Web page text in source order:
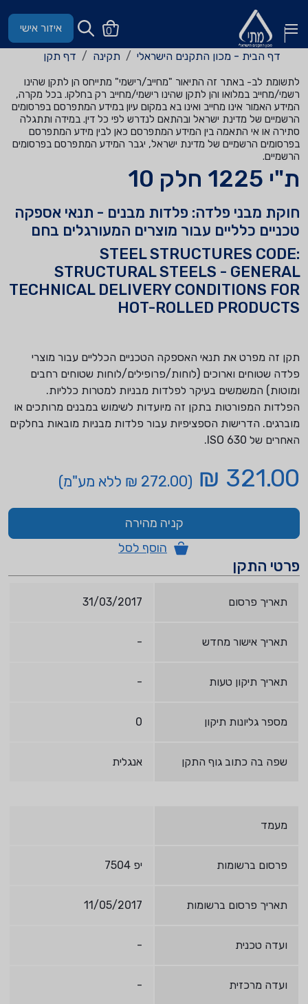
0 איזור אישי
דף הבית - מכון התקנים הישראלי תקינה דף תקן
לתשומת לב- באתר זה התיאור "מחייב/רישמי" מתייחס הן לתקן שהינו
רשמי/מחייב במלואו והן לתקן שהינו רישמי/מחייב רק בחלקו. בכל מקרה,
המידע האמור אינו מחייב ואינו בא במקום עיון במידע המתפרסם בפרסומים
הרשמיים של מדינת ישראל ובהתאם לנדרש לפי כל דין. במידה ותתגלה
סתירה או אי התאמה בין המידע המתפרסם כאן לבין מידע המתפרסם
בפרסומים הרשמיים של מדינת ישראל, יגבר המידע המתפרסם בפרסומים
הרשמיים.
ת"י 1225 חלק 10
חוקת מבני פלדה: פלדות מבנים - תנאי אספקה
טכניים כלליים עבור מוצרים המעורגלים בחם
STEEL STRUCTURES CODE:
STRUCTURAL STEELS - GENERAL
TECHNICAL DELIVERY CONDITIONS FOR
HOT-ROLLED PRODUCTS
תקן זה מפרט את תנאי האספקה הטכניים הכלליים עבור מוצרי
פלדה שטוחים וארוכים (לוחות/פרופילים/לוחות שטוחים רחבים
ומוטות) המשמשים בעיקר לפלדות מבניות למטרות כלליות.
הפלדות המפורטות בתקן זה מיועדות לשימוש במבנים מרותכים או
מוברגים. הדרישות הספציפיות עבור פלדות מבניות מובאות בחלקים
האחרים של 630 ISO.
321.00 ₪ (272.00 ₪ ללא מע"מ)
קניה מהירה
הוסף לסל
פרטי התקן
תאריך פרסום 31/03/2017
תאריך אישור מחדש -
תאריך תיקון טעות -
מספר גליונות תיקון 0
שפה בה כתוב גוף התקן אנגלית
מעמד
פרסום ברשומות יפ 7504
תאריך פרסום ברשומות 11/05/2017
ועדה טכנית -
ועדה מרכזית -